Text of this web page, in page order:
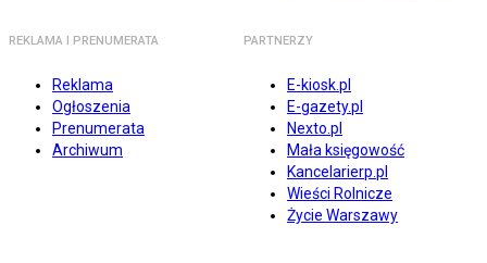
REKLAMA I PRENUMERATA
Reklama
Ogłoszenia
Prenumerata
Archiwum
PARTNERZY
E-kiosk.pl
E-gazety.pl
Nexto.pl
Mała księgowość
Kancelarierp.pl
Wieści Rolnicze
Życie Warszawy